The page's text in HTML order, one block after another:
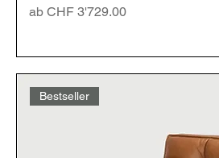
ab CHF 3'729.00
Sale-Preis
Bestseller